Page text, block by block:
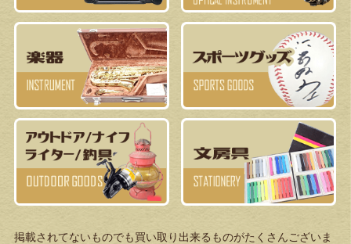
掲載されてないものでも買い取り出来るものがたくさんございま